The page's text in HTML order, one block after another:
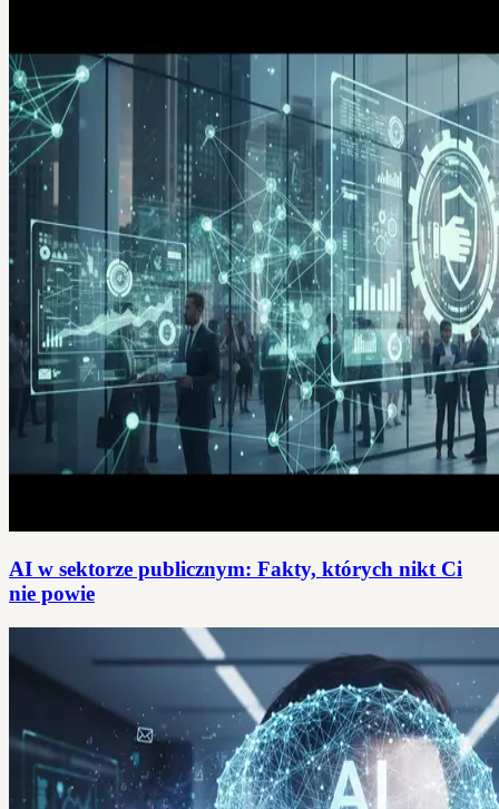
AI w sektorze publicznym: Fakty, których nikt Ci
nie powie